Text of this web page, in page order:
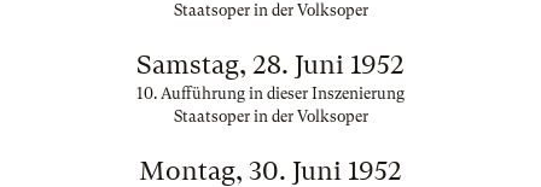
Staatsoper in der Volksoper
Samstag, 28. Juni 1952
10. Aufführung in dieser Inszenierung
Staatsoper in der Volksoper
Montag, 30. Juni 1952